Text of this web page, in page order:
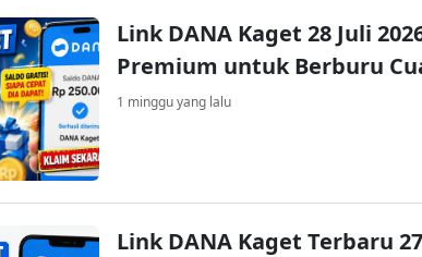
Link DANA Kaget 28 Juli
Premium untuk Berburu
1 minggu yang lalu
Link DANA Kaget Terbaru